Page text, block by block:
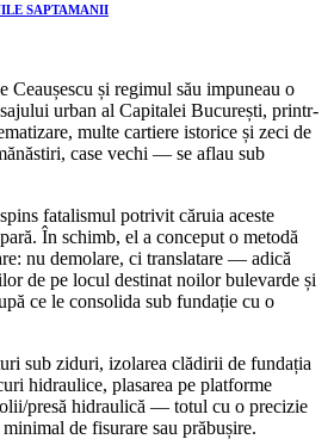
SAPTAMANII
Ceaușescu și regimul său impuneau o
urban al Capitalei București, printr-
multe cartiere istorice și zeci de
case vechi — se aflau sub
fatalismul potrivit căruia aceste
În schimb, el a conceput o metodă
nu demolare, ci translatare — adică
de pe locul destinat noilor bulevarde și
ce le consolida sub fundație cu o
sub ziduri, izolarea clădirii de fundația
hidraulice, plasarea pe platforme
presă hidraulică — totul cu o precizie
de fisurare sau prăbușire.